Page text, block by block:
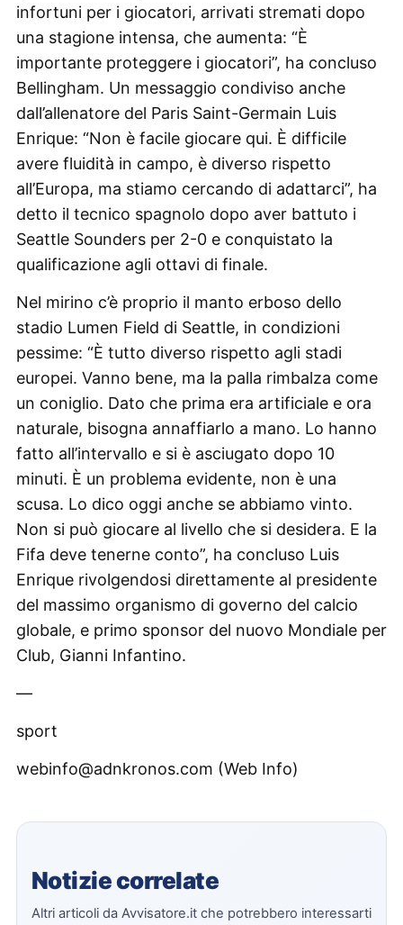
infortuni per i giocatori, arrivati stremati dopo
una stagione intensa, che aumenta: “È
importante proteggere i giocatori”, ha concluso
Bellingham. Un messaggio condiviso anche
dall’allenatore del Paris Saint-Germain Luis
Enrique: “Non è facile giocare qui. È difficile
avere fluidità in campo, è diverso rispetto
all’Europa, ma stiamo cercando di adattarci”, ha
detto il tecnico spagnolo dopo aver battuto i
Seattle Sounders per 2-0 e conquistato la
qualificazione agli ottavi di finale.
Nel mirino c’è proprio il manto erboso dello
stadio Lumen Field di Seattle, in condizioni
pessime: “È tutto diverso rispetto agli stadi
europei. Vanno bene, ma la palla rimbalza come
un coniglio. Dato che prima era artificiale e ora
naturale, bisogna annaffiarlo a mano. Lo hanno
fatto all’intervallo e si è asciugato dopo 10
minuti. È un problema evidente, non è una
scusa. Lo dico oggi anche se abbiamo vinto.
Non si può giocare al livello che si desidera. E la
Fifa deve tenerne conto”, ha concluso Luis
Enrique rivolgendosi direttamente al presidente
del massimo organismo di governo del calcio
globale, e primo sponsor del nuovo Mondiale per
Club, Gianni Infantino.
—
sport
webinfo@adnkronos.com (Web Info)
Notizie correlate
Altri articoli da Avvisatore.it che potrebbero interessarti